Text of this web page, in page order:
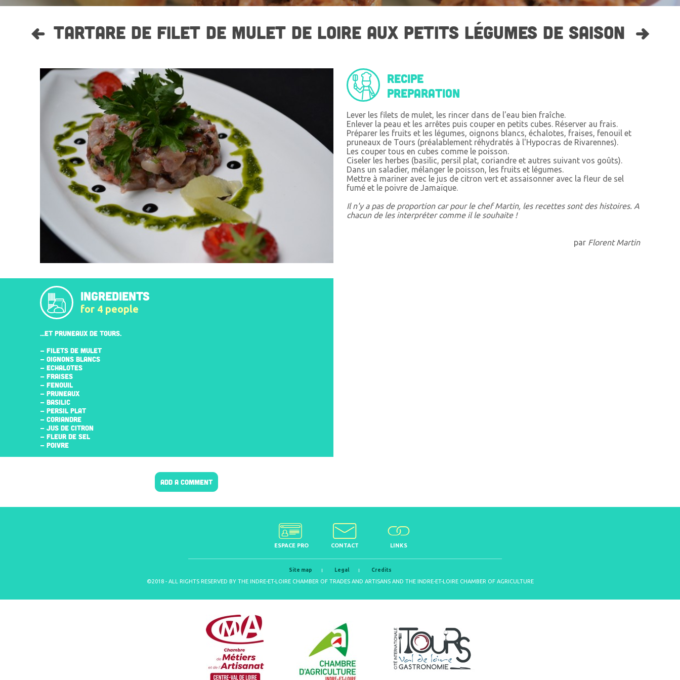
TARTARE DE FILET DE MULET DE LOIRE AUX PETITS LÉGUMES DE SAISON
INGREDIENTS
for 4 people
...ET PRUNEAUX DE TOURS.
- FILETS DE MULET
- OIGNONS BLANCS
- ECHALOTES
- FRAISES
- FENOUIL
- PRUNEAUX
- BASILIC
- PERSIL PLAT
- CORIANDRE
- JUS DE CITRON
- FLEUR DE SEL
- POIVRE
ADD A COMMENT
Recipe
preparation
Lever les filets de mulet, les rincer dans de l'eau bien fraîche.
Enlever la peau et les arrêtes puis couper en petits cubes. Réserver au frais.
Préparer les fruits et les légumes, oignons blancs, échalotes, fraises, fenouil et
pruneaux de Tours (préalablement réhydratés à l'Hypocras de Rivarennes).
Les couper tous en cubes comme le poisson.
Ciseler les herbes (basilic, persil plat, coriandre et autres suivant vos goûts).
Dans un saladier, mélanger le poisson, les fruits et légumes.
Mettre à mariner avec le jus de citron vert et assaisonner avec la fleur de sel
fumé et le poivre de Jamaïque.
Il n'y a pas de proportion car pour le chef Martin, les recettes sont des histoires. A
chacun de les interpréter comme il le souhaite !
par Florent Martin
ESPACE PRO CONTACT LINKS
Site map Legal Credits
©2018 - ALL RIGHTS RESERVED BY THE INDRE-ET-LOIRE CHAMBER OF TRADES AND ARTISANS AND THE INDRE-ET-LOIRE CHAMBER OF AGRICULTURE